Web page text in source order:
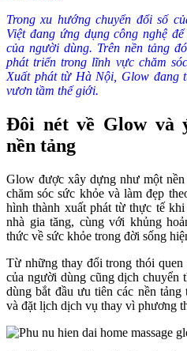
Trong xu hướng chuyển đổi số
Việt đang ứng dụng công nghệ
của người dùng. Trên nền tảng
phát triển trong lĩnh vực chăm
Xuất phát từ Hà Nội, Glow đang
vươn tầm thế giới.
Đôi nét về Glow và
nền tảng
Glow được xây dựng như một
chăm sóc sức khỏe và làm đẹp
hình thành xuất phát từ thực tế
nhà gia tăng, cùng với khủng
thức về sức khỏe trong đời sống
Từ những thay đổi trong thói quen
của người dùng cũng dịch chuyển
dùng bắt đầu ưu tiên các nền
và đặt lịch dịch vụ thay vì phương